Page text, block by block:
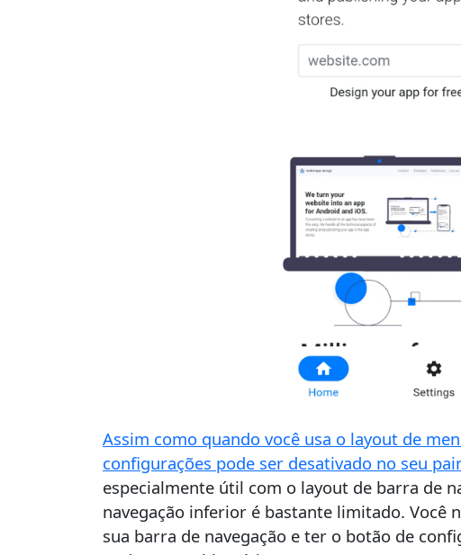
Assim como quando você usa o layout de
configurações pode ser desativado no seu
especialmente útil com o layout de barra de
navegação inferior é bastante limitado. Você
sua barra de navegação e ter o botão de